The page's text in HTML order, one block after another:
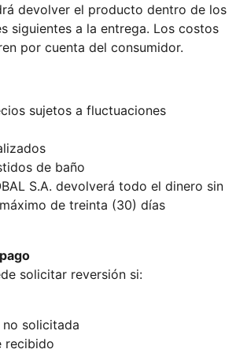
devolver el producto dentro de los
siguientes a la entrega. Los costos
por cuenta del consumidor.
sujetos a fluctuaciones
de baño
S.A. devolverá todo el dinero sin
de treinta (30) días
solicitar reversión si:
no solicitada
recibido